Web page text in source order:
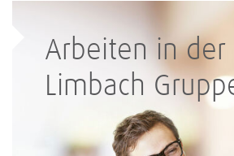
Arbeiten in der
Limbach